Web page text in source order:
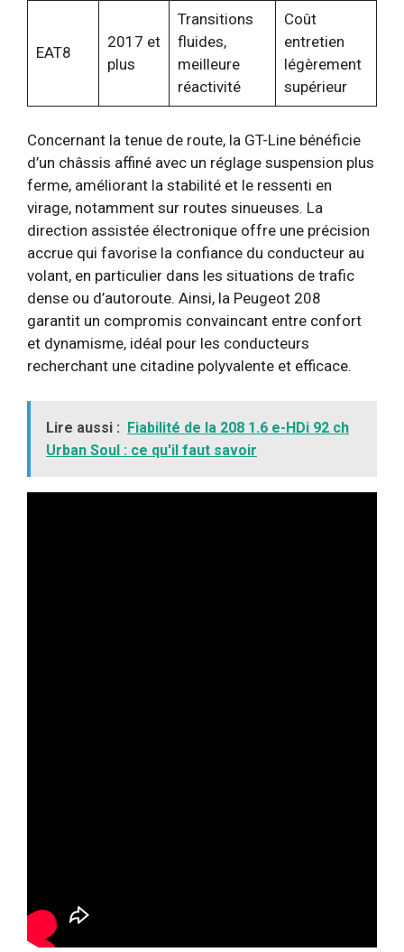
EAT8
2017 et
plus
Transitions
fluides,
meilleure
réactivité
Coût
entretien
légèrement
supérieur
Concernant la tenue de route, la GT-Line bénéficie
d’un châssis affiné avec un réglage suspension plus
ferme, améliorant la stabilité et le ressenti en
virage, notamment sur routes sinueuses. La
direction assistée électronique offre une précision
accrue qui favorise la confiance du conducteur au
volant, en particulier dans les situations de trafic
dense ou d’autoroute. Ainsi, la Peugeot 208
garantit un compromis convaincant entre confort
et dynamisme, idéal pour les conducteurs
recherchant une citadine polyvalente et efficace.
Lire aussi : Fiabilité de la 208 1.6 e-HDi 92 ch
Urban Soul : ce qu'il faut savoir